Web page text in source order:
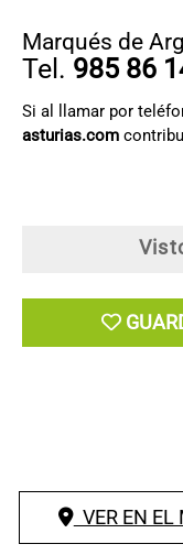
Marqués de
Tel. 985 86
Si al llamar por
asturias.com
VER EN EL